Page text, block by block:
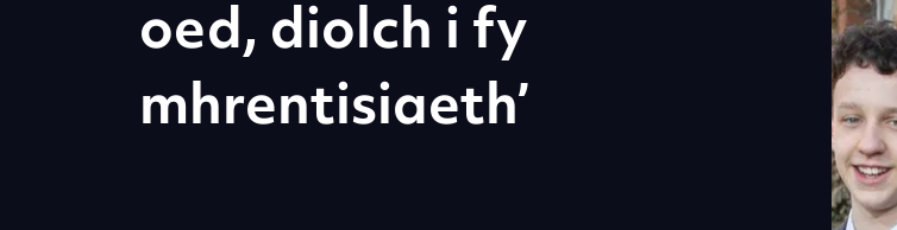
oed, diolch i fy
mhrentisiaeth’